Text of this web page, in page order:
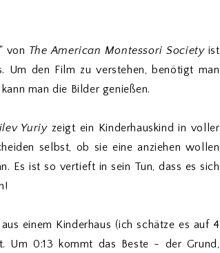
von The American Montessori Society ist
Um den Film zu verstehen, benötigt man
man die Bilder genießen.
Yuriyzeigt ein Kinderhauskind in voller
selbst, ob sie eine anziehen wollen
Es ist so vertieft in sein Tun, dass es sich
einem Kinderhaus (ich schätze es auf 4
Um 0:13 kommt das Beste - der Grund,